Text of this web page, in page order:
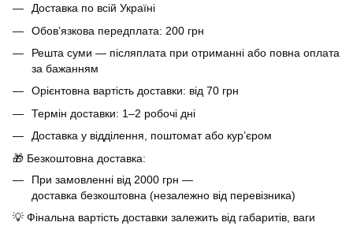
Доставка по всій Україні
Обов’язкова передплата: 200 грн
Решта суми — післяплата при отриманні або повна оплата
за бажанням
Орієнтовна вартість доставки: від 70 грн
Термін доставки: 1–2 робочі дні
Доставка у відділення, поштомат або кур’єром
🎁 Безкоштовна доставка:
При замовленні від 2000 грн —
доставка безкоштовна (незалежно від перевізника)
💡 Фінальна вартість доставки залежить від габаритів, ваги